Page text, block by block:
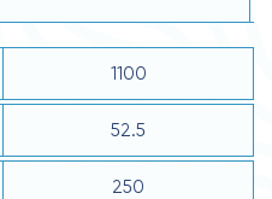
1100
52.5
250